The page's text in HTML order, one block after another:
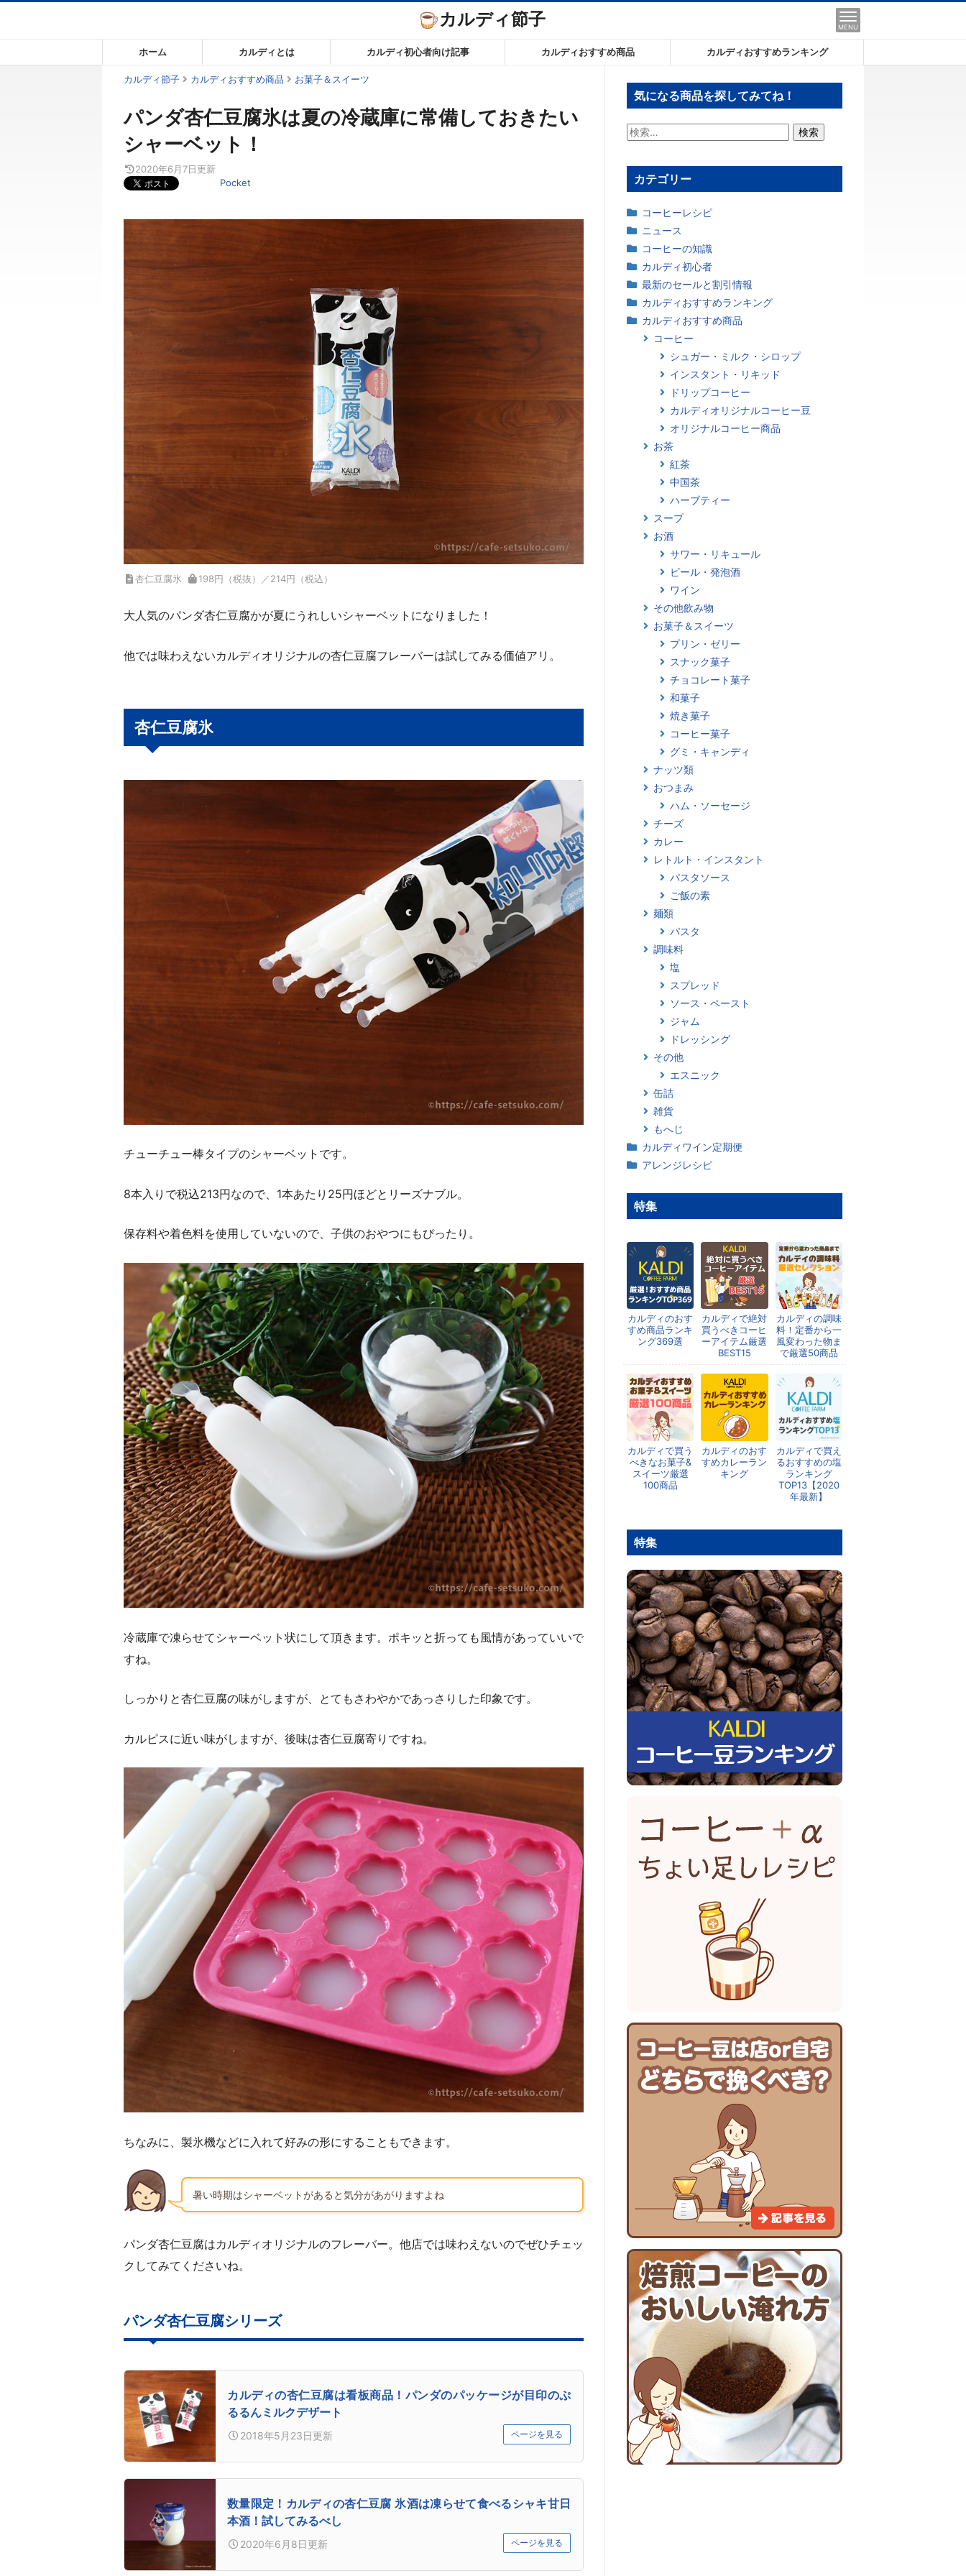
ン
カルディ節子 MENU
ホーム カルディとは カルディ初心者向け記事 カルディおすすめ商品 カルディおすすめランキング
カルディ節子 カルディおすすめ商品 お菓子＆スイーツ
パンダ杏仁豆腐氷は夏の冷蔵庫に常備しておきたい
シャーベット！
2020年6月7日更新
Pocket
杏仁豆腐氷 198円（税抜）／214円（税込）
大人気のパンダ杏仁豆腐かが夏にうれしいシャーベットになりました！
他では味わえないカルディオリジナルの杏仁豆腐フレーバーは試してみる価値アリ。
杏仁豆腐氷
チューチュー棒タイプのシャーベットです。
8本入りで税込213円なので、1本あたり25円ほどとリーズナブル。
保存料や着色料を使用していないので、子供のおやつにもぴったり。
冷蔵庫で凍らせてシャーベット状にして頂きます。ポキッと折っても風情があっていいで
すね。
しっかりと杏仁豆腐の味がしますが、とてもさわやかであっさりした印象です。
カルピスに近い味がしますが、後味は杏仁豆腐寄りですね。
ちなみに、製氷機などに入れて好みの形にすることもできます。
暑い時期はシャーベットがあると気分があがりますよね
パンダ杏仁豆腐はカルディオリジナルのフレーバー。他店では味わえないのでぜひチェッ
クしてみてくださいね。
パンダ杏仁豆腐シリーズ
カルディの杏仁豆腐は看板商品！パンダのパッケージが目印のぷ
るるんミルクデザート
2018年5月23日更新 ページを見る
数量限定！カルディの杏仁豆腐 氷酒は凍らせて食べるシャキ甘日
本酒！試してみるべし
2020年6月8日更新 ページを見る
気になる商品を探してみてね！
検
カテゴリー
コーヒーレシピ
ニュース
コーヒーの知識
カルディ初心者
最新のセールと割引情報
カルディおすすめランキング
カルディおすすめ商品
コーヒー
シュガー・ミルク・シロップ
インスタント・リキッド
ドリップコーヒー
カルディオリジナルコーヒー豆
オリジナルコーヒー商品
お茶
紅茶
中国茶
ハーブティー
スープ
お酒
サワー・リキュール
ビール・発泡酒
ワイン
その他飲み物
お菓子＆スイーツ
プリン・ゼリー
スナック菓子
チョコレート菓子
和菓子
焼き菓子
コーヒー菓子
グミ・キャンディ
ナッツ類
おつまみ
ハム・ソーセージ
チーズ
カレー
レトルト・インスタント
パスタソース
ご飯の素
麺類
パスタ
調味料
塩
スプレッド
ソース・ペースト
ジャム
ドレッシング
その他
エスニック
缶詰
雑貨
もへじ
カルディワイン定期便
アレンジレシピ
特集
カルディのおす
すめ商品ランキ
ング369選
カルディで絶対
買うべきコーヒ
ーアイテム厳選
BEST15
カルディの調味
料！定番から一
風変わった物ま
で厳選50商品
カルディで買う
べきなお菓子&
スイーツ厳選
100商品
カルディのおす
すめカレーラン
キング
カルディで買え
るおすすめの塩
ランキング
TOP13【2020
年最新】
特集